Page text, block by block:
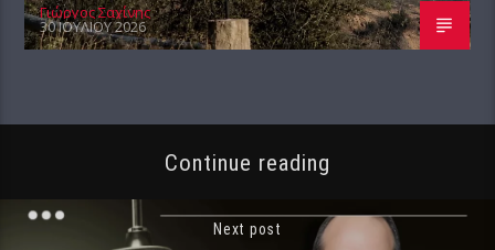
Γιώργος Σαχίνης
30 ΙΟΥΛΊΟΥ 2026
Continue reading
Next post